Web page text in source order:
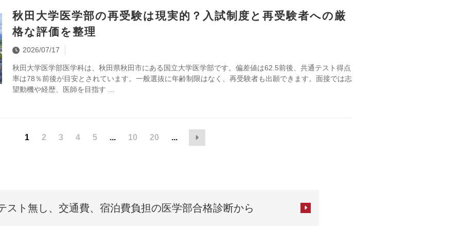
秋田大学医学部の再受験は現実的？入試制度と再受験者への厳
格な評価を整理
2026/07/17
秋田大学医学部医学科は、秋田県秋田市にある国立大学医学部です。偏差値は62.5前後、共通テスト得点
率は78％前後が目安とされています。一般選抜に年齢制限はなく、再受験者も出願できます。面接では志
望動機や経歴、医師を目指す
1 2 3 4 5 ... 10 20 ...
スト無し、交通費、 宿泊費負担の医学部合格診断から